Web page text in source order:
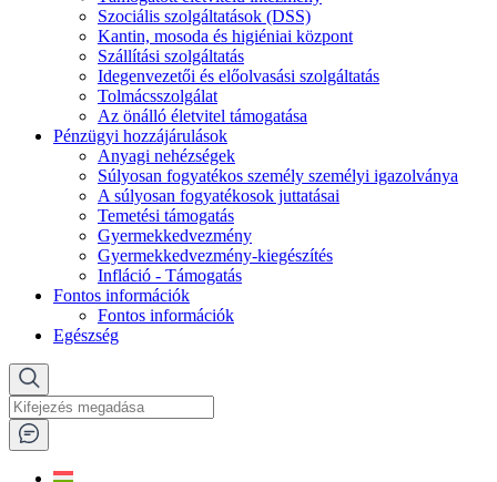
Szociális szolgáltatások (DSS)
Kantin, mosoda és higiéniai központ
Szállítási szolgáltatás
Idegenvezetői és előolvasási szolgáltatás
Tolmácsszolgálat
Az önálló életvitel támogatása
Pénzügyi hozzájárulások
Anyagi nehézségek
Súlyosan fogyatékos személy személyi igazolványa
A súlyosan fogyatékosok juttatásai
Temetési támogatás
Gyermekkedvezmény
Gyermekkedvezmény-kiegészítés
Infláció - Támogatás
Fontos információk
Fontos információk
Egészség